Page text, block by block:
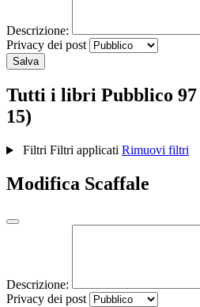
Descrizione:
Privacy dei post
Salva
Tutti i libri Pubblico
15)
Filtri Filtri applicati Rimuovi filtri
Modifica Scaffale
Descrizione:
Privacy dei post